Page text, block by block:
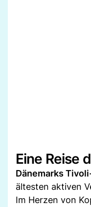
Eine Reise
Dänemarks
ältesten aktiven
Im Herzen von